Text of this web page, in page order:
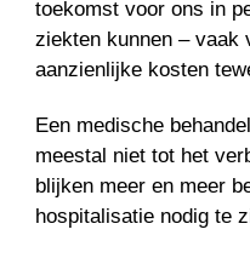
toekomst voor ons in
ziekten kunnen – vaak
aanzienlijke kosten
Een medische
meestal niet tot het
blijken meer en meer
hospitalisatie nodig te